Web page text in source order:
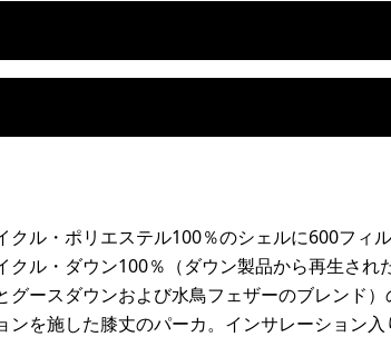
クル・ポリエステル100％のシェルに600フィ
クル・ダウン100％（ダウン製品から再生され
グースダウンおよび水鳥フェザーのブレンド）
ンを施した膝丈のパーカ。インサレーション入